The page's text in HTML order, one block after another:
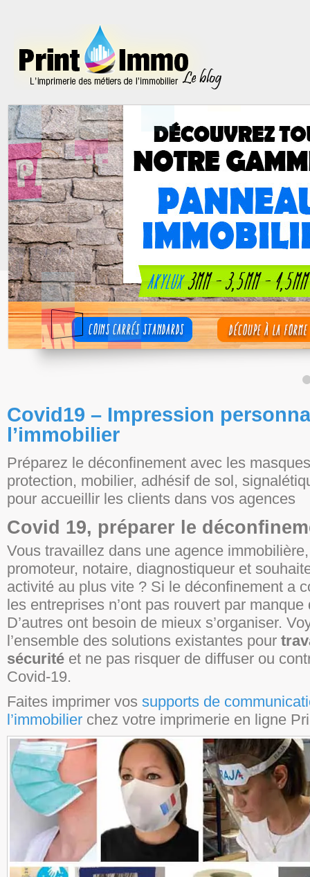
Covid19 – Impression
l’immobilier
Préparez le déconfinement avec les
protection, mobilier, adhésif de sol,
pour accueillir les clients dans vos agences
Covid 19, préparer le
Vous travaillez dans une agence
promoteur, notaire, diagnostiqueur et
activité au plus vite ? Si le déconfinement a
les entreprises n’ont pas rouvert par
D’autres ont besoin de mieux s’organiser.
l’ensemble des solutions existantes pour
sécurité et ne pas risquer de diffuser ou
Covid-19.
Faites imprimer vos supports de
l’immobilier chez votre imprimerie en ligne